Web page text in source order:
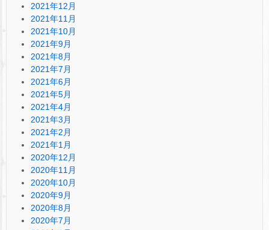
2021年12月
2021年11月
2021年10月
2021年9月
2021年8月
2021年7月
2021年6月
2021年5月
2021年4月
2021年3月
2021年2月
2021年1月
2020年12月
2020年11月
2020年10月
2020年9月
2020年8月
2020年7月